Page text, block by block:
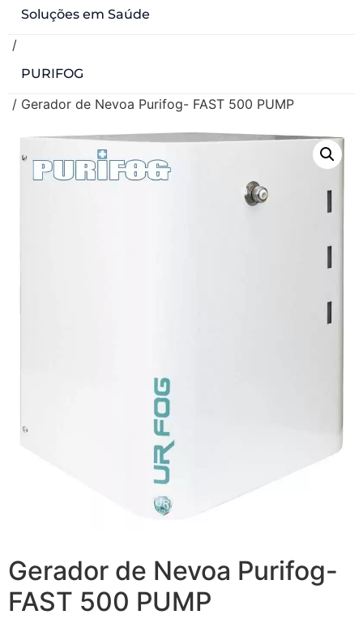
Soluções em Saúde
/
PURIFOG
/ Gerador de Nevoa Purifog- FAST 500 PUMP
Gerador de Nevoa Purifog-
FAST 500 PUMP